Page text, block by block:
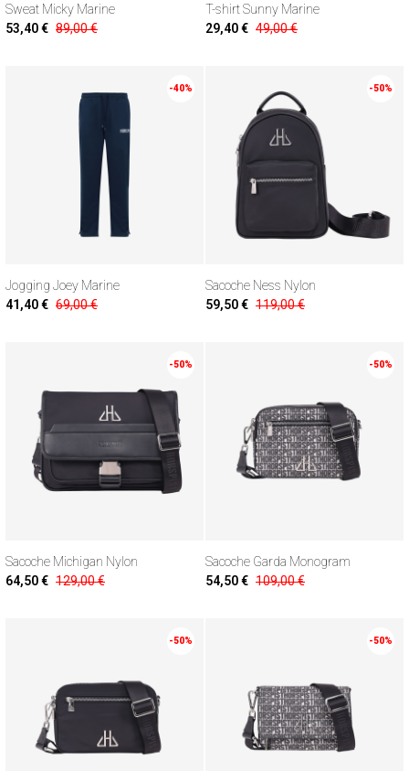
Sweat Micky Marine
53,40 € 89,00 €
T-shirt Sunny Marine
29,40 € 49,00 €
-40%
Jogging Joey Marine
41,40 € 69,00 €
-50%
Sacoche Ness Nylon
59,50 € 119,00 €
-50%
Sacoche Michigan Nylon
64,50 € 129,00 €
-50%
Sacoche Garda Monogram
54,50 € 109,00 €
-50% -50%